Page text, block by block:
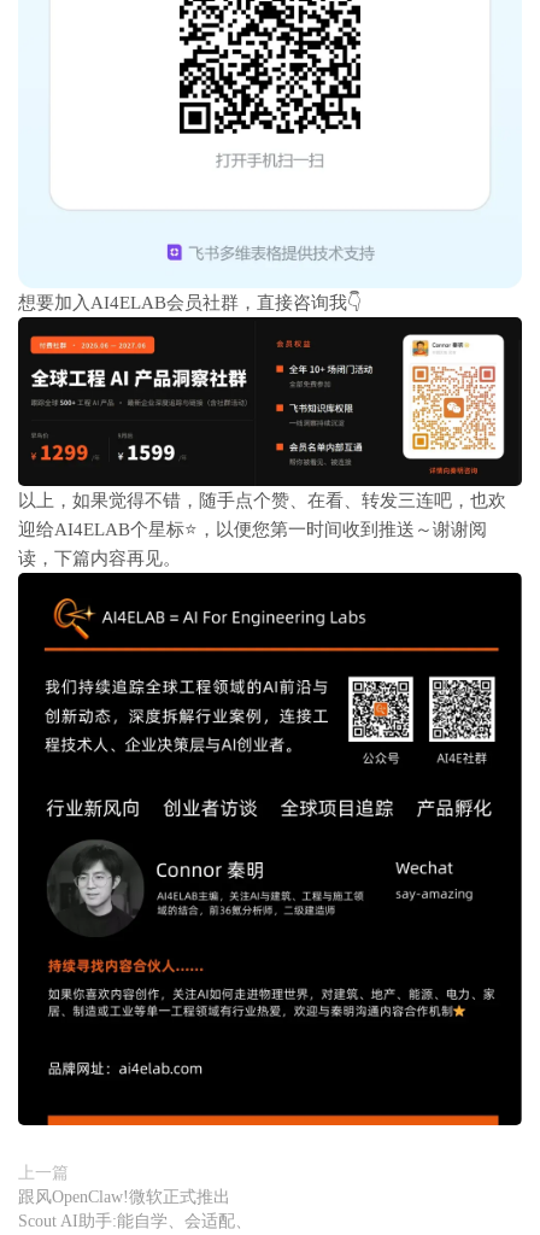
想要加入AI4ELAB会员社群，直接咨询我👇
以
上，如果觉得不错，随手点个赞、在看、转发三连吧，也欢
迎给AI4ELAB个星标⭐，以便您第一时间收到推送～谢谢阅
读，下篇内容再见。
上一篇
跟风OpenClaw!微软正式推出
Scout AI助手:能自学、会适配、